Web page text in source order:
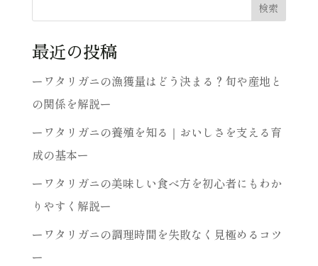
検索
最近の投稿
ーワタリガニの漁獲量はどう決まる？旬や産地と
の関係を解説ー
ーワタリガニの養殖を知る｜おいしさを支える育
成の基本ー
ーワタリガニの美味しい食べ方を初心者にもわか
りやすく解説ー
ーワタリガニの調理時間を失敗なく見極めるコツ
ー